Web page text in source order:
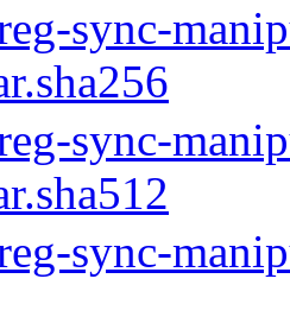
sync-
sync-
sync-